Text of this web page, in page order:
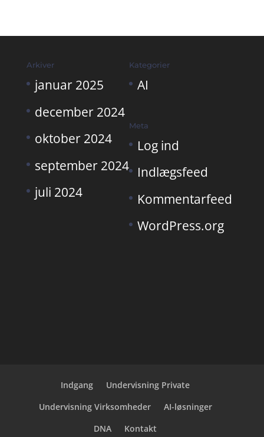
Arkiver
januar 2025
december 2024
oktober 2024
september 2024
juli 2024
Kategorier
AI
Meta
Log ind
Indlægsfeed
Kommentarfeed
WordPress.org
Indgang
Undervisning Private
Undervisning Virksomheder
AI-løsninger
DNA
Kontakt